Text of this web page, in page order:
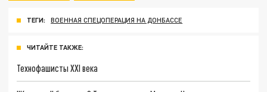
ТЕГИ: ВОЕННАЯ СПЕЦОПЕРАЦИЯ НА ДОНБАССЕ
ЧИТАЙТЕ ТАКЖЕ:
Технофашисты XXI века